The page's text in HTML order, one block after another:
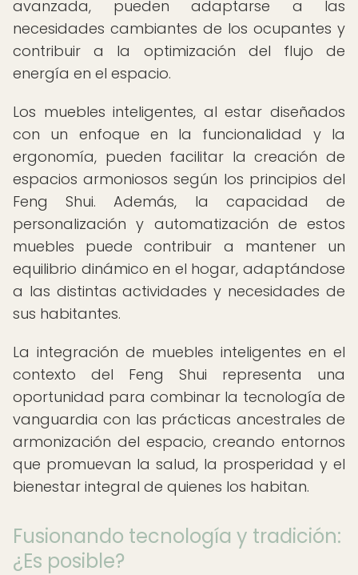
avanzada, pueden adaptarse a las
necesidades cambiantes de los ocupantes y
contribuir a la optimización del flujo de
energía en el espacio.
Los muebles inteligentes, al estar diseñados
con un enfoque en la funcionalidad y la
ergonomía, pueden facilitar la creación de
espacios armoniosos según los principios del
Feng Shui. Además, la capacidad de
personalización y automatización de estos
muebles puede contribuir a mantener un
equilibrio dinámico en el hogar, adaptándose
a las distintas actividades y necesidades de
sus habitantes.
La integración de muebles inteligentes en el
contexto del Feng Shui representa una
oportunidad para combinar la tecnología de
vanguardia con las prácticas ancestrales de
armonización del espacio, creando entornos
que promuevan la salud, la prosperidad y el
bienestar integral de quienes los habitan.
Fusionando tecnología y tradición:
¿Es posible?